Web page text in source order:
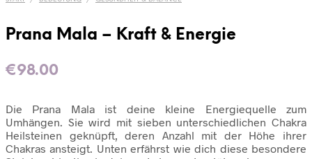
Prana Mala – Kraft & Energie
€98.00
Die Prana Mala ist deine kleine Energiequelle zum
Umhängen. Sie wird mit sieben unterschiedlichen Chakra
Heilsteinen geknüpft, deren Anzahl mit der Höhe ihrer
Chakras ansteigt. Unten erfährst wie dich diese besondere